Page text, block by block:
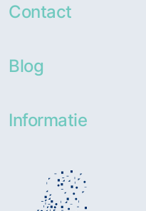
Contact
Blog
Informatie